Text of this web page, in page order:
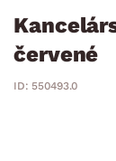
červené
ID: 550493.0